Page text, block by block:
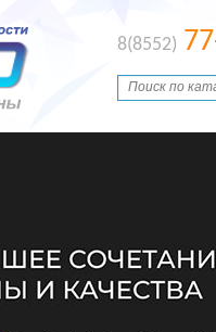
8(8552)